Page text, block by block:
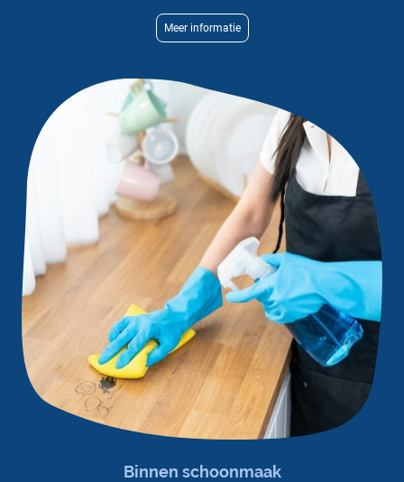
Meer informatie
Binnen schoonmaak